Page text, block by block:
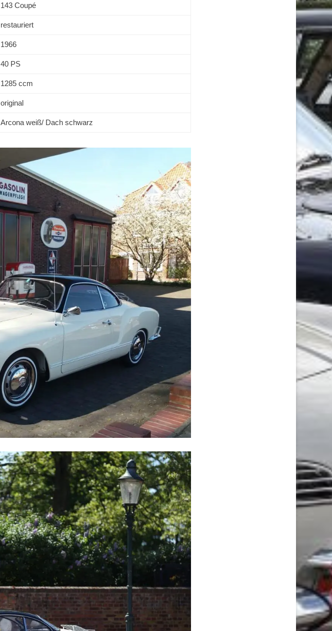
143 Coupé
restauriert
1966
40 PS
1285 ccm
original
Arcona weiß/ Dach schwarz